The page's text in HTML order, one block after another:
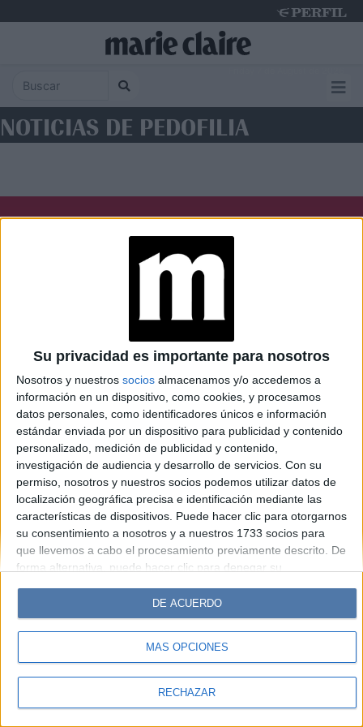
Su privacidad es importante para nosotros
Nosotros y nuestros socios almacenamos y/o accedemos a
información en un dispositivo, como cookies, y procesamos
datos personales, como identificadores únicos e información
estándar enviada por un dispositivo para publicidad y contenido
personalizado, medición de publicidad y contenido,
investigación de audiencia y desarrollo de servicios. Con su
permiso, nosotros y nuestros socios podemos utilizar datos de
localización geográfica precisa e identificación mediante las
características de dispositivos. Puede hacer clic para otorgarnos
su consentimiento a nosotros y a nuestros 1733 socios para
que llevemos a cabo el procesamiento previamente descrito. De
forma alternativa, puede hacer clic para denegar su
cambiar sus preferencias antes de otorgar su consentimiento.
Tenga en cuenta que algún procesamiento de sus datos
personales puede no requerir de su consentimiento, pero usted
tiene el derecho de rechazar tal procesamiento. Sus
sus preferencias o retirar su consentimiento en cualquier
MÁS OPCIONES
RECHAZAR
DE ACUERDO
NOTICIAS DE PEDOFILIA
Caras Noticias
Weekend Parabrisas
Look
Luz Mía Lunateen Break BATimes
© Perfil.com 2006-2019 - Todos los derechos reservados
Registro de Propiedad Intelectual: Nro. 5346433